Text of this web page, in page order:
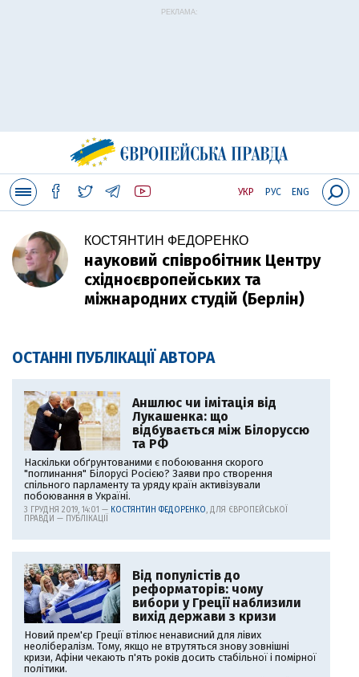
РЕКЛАМА:
УКР РУС ENG
КОСТЯНТИН ФЕДОРЕНКО
науковий співробітник Центру
східноєвропейських та
міжнародних студій (Берлін)
ОСТАННІ ПУБЛІКАЦІЇ АВТОРА
Аншлюс чи імітація від
Лукашенка: що
відбувається між Білоруссю
та РФ
Наскільки обґрунтованими є побоювання скорого
"поглинання" Білорусі Росією? Заяви про створення
спільного парламенту та уряду країн активізували
побоювання в Україні.
3 ГРУДНЯ 2019, 14:01 — КОСТЯНТИН ФЕДОРЕНКО, ДЛЯ ЄВРОПЕЙСЬКОЇ
ПРАВДИ — ПУБЛІКАЦІЇ
Від популістів до
реформаторів: чому
вибори у Греції наблизили
вихід держави з кризи
Новий прем'єр Греції втілює ненависний для лівих
неолібералізм. Тому, якщо не втрутяться знову зовнішні
кризи, Афіни чекають п'ять років досить стабільної і помірної
політики.